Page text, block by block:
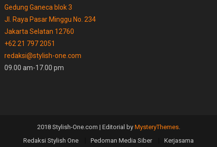
Gedung Ganeca blok 3
Jl. Raya Pasar Minggu No. 234
Jakarta Selatan 12760
+62 21 797 2051
redaksi@stylish-one.com
09.00 am-17.00 pm
2018 Stylish-One.com | Editorial by MysteryThemes.
Redaksi Stylish One
Pedoman Media Siber Kerjasama